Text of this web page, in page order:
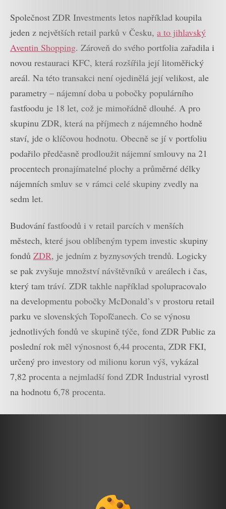
Společnost ZDR Investments letos například koupila
jeden z největších retail parků v Česku, a to jihlavský
Aventin Shopping. Zároveň do svého portfolia zařadila i
novou restauraci KFC, která rozšířila její litoměřický
areál. Na této transakci není ojedinělá její velikost, ale
parametry – nájemní doba u pobočky populárního
fastfoodu je 18 let, což je mimořádně dlouhé. A pro
skupinu ZDR, která na příjmech z nájemného hodně
staví, jde o klíčovou hodnotu. Obecně se jí v portfoliu
podařilo předčasně prodloužit nájemní smlouvy na 21
procentech pronajímatelné plochy a průměrné délky
nájemních smluv se v rámci celé skupiny zvedly na
sedm let.
Budování fastfoodů i v retail parcích v menších
městech, které jsou oblíbeným typem investic skupiny
fondů ZDR, je jedním z byznysových trendů. Logicky
se pak zvyšuje množství návštěvníků v areálech i čas,
který tam tráví. ZDR takhle například spolupracovalo
na developmentu pobočky McDonald’s v prostoru retail
parku ve slovenských Topoľčanech. Co se výnosu
jednotlivých fondů ve skupině týče, fond ZDR Public za
poslední rok měl výnosnost 6,44 procenta, ZDR FKI,
určený pro investory od milionu korun výš, vykázal
7,82 procenta a nejmladší fond ZDR Industrial vyrostl
na hodnotu 6,78 procenta.